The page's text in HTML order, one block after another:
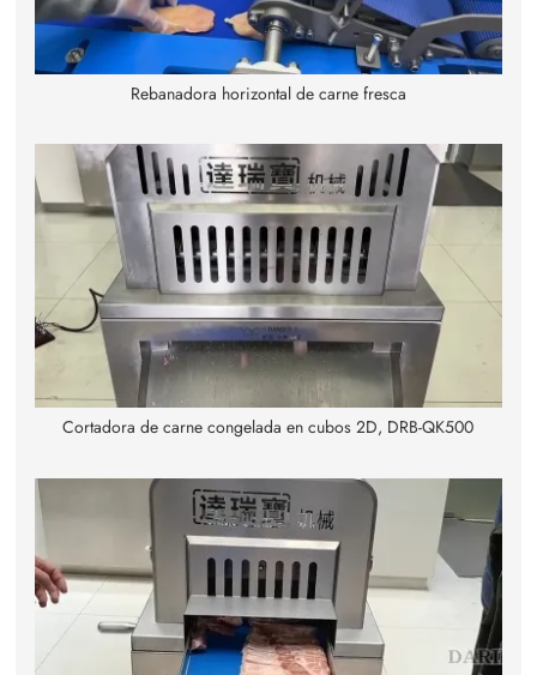
Rebanadora horizontal de carne fresca
Cortadora de carne congelada en cubos 2D, DRB-QK500